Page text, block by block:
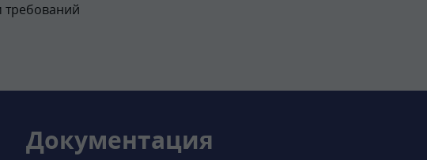
требований
Документация